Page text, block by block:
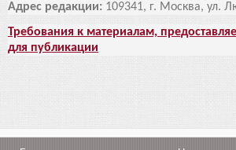
Адрес редакции: 109341, г. Москва, ул.
Требования к материалам,
для публикации